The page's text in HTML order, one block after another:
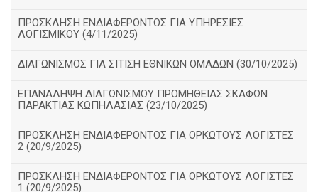
ΠΡΟΣΚΛΗΣΗ ΕΝΔΙΑΦΕΡΟΝΤΟΣ ΓΙΑ ΥΠΗΡΕΣΙΕΣ
ΛΟΓΙΣΜΙΚΟΥ (4/11/2025)
ΔΙΑΓΩΝΙΣΜΟΣ ΓΙΑ ΣΙΤΙΣΗ ΕΘΝΙΚΩΝ ΟΜΑΔΩΝ (30/10/2025)
ΕΠΑΝΑΛΗΨΗ ΔΙΑΓΩΝΙΣΜΟΥ ΠΡΟΜΗΘΕΙΑΣ ΣΚΑΦΩΝ
ΠΑΡΑΚΤΙΑΣ ΚΩΠΗΛΑΣΙΑΣ (23/10/2025)
ΠΡΟΣΚΛΗΣΗ ΕΝΔΙΑΦΕΡΟΝΤΟΣ ΓΙΑ ΟΡΚΩΤΟΥΣ ΛΟΓΙΣΤΕΣ
2 (20/9/2025)
ΠΡΟΣΚΛΗΣΗ ΕΝΔΙΑΦΕΡΟΝΤΟΣ ΓΙΑ ΟΡΚΩΤΟΥΣ ΛΟΓΙΣΤΕΣ
1 (20/9/2025)